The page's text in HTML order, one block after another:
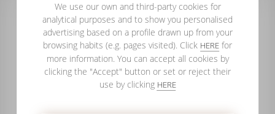
Además, ya sabes lo que dice el refrán:"las mejores esencias
se guardan en frascos pequeños".
We use our own and third-party cookies for
analytical purposes and to show you personalised
advertising based on a profile drawn up from your
browsing habits (e.g. pages visited). Click HERE for
more information. You can accept all cookies by
clicking the "Accept" button or set or reject their
use by clicking HERE